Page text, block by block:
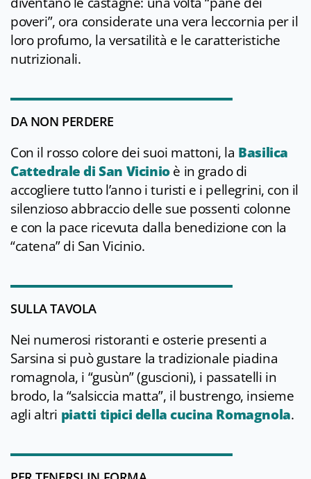
poveri”, ora considerate una vera leccornia per il
loro profumo, la versatilità e le caratteristiche
nutrizionali.
DA NON PERDERE
Con il rosso colore dei suoi mattoni, la Basilica
Cattedrale di San Vicinioè in grado di
accogliere tutto l’anno i turisti e i pellegrini, con il
silenzioso abbraccio delle sue possenti colonne
e con la pace ricevuta dalla benedizione con la
“catena” di San Vicinio.
SULLA TAVOLA
Nei numerosi ristoranti e osterie presenti a
Sarsina si può gustare la tradizionale piadina
romagnola, i “gusùn” (guscioni), i passatelli in
brodo, la “salsiccia matta”, il bustrengo, insieme
agli altri piatti tipici della cucina Romagnola.